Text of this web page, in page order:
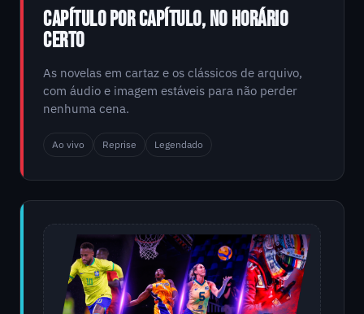
CAPÍTULO POR CAPÍTULO, NO HORÁRIO
CERTO
As novelas em cartaz e os clássicos de arquivo,
com áudio e imagem estáveis para não perder
nenhuma cena.
Ao vivo Reprise Legendado